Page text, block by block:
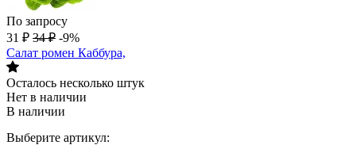
По запросу
31 ₽ 34 ₽ -9%
Салат ромен Каббура,
Осталось несколько штук
Нет в наличии
В наличии
Выберите артикул: